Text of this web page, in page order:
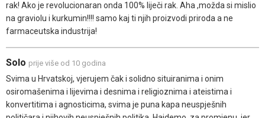
rak! Ako je revolucionaran onda 100% liječi rak. Aha ,možda si mislio
na graviolu i kurkumin!!!! samo kaj ti njih proizvodi priroda a ne
farmaceutska industrija!
Solo prije više od 10 godina
Svima u Hrvatskoj, vjerujem čak i solidno situiranima i onim
osiromašenima i lijevima i desnima i religioznima i ateistima i
konvertitima i agnosticima, svima je puna kapa neuspješnih